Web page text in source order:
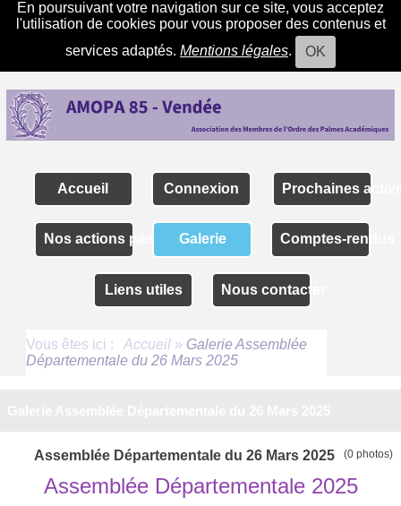
En poursuivant votre navigation sur ce site, vous acceptez
l'utilisation de cookies pour vous proposer des contenus et
services adaptés. Mentions légales. OK
Accueil Connexion Prochaines
Nos actions passéesGalerie Comptes-rendus
Liens utiles Nous contacter
Vous êtes ici : Accueil » Galerie Assemblée
Départementale du 26 Mars 2025
Assemblée Départementale du 26 Mars 2025 (0 photos)
Assemblée Départementale 2025